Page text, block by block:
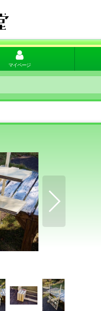
マイページ